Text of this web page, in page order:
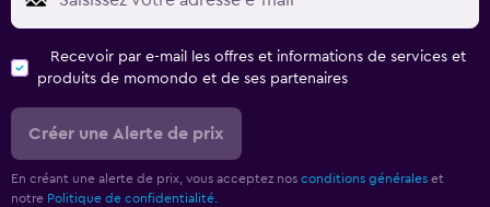
Recevoir par e-mail les offres et informations de services et
produits de momondo et de ses partenaires
Créer une Alerte de prix
En créant une alerte de prix, vous acceptez nos conditions générales et
notre Politique de confidentialité.